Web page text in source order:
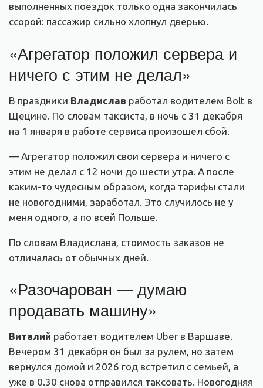
выполненных поездок только одна закончилась
ссорой: пассажир сильно хлопнул дверью.
«Агрегатор положил сервера и
ничего с этим не делал»
В праздники Владислав работал водителем Bolt в
Щецине. По словам таксиста, в ночь с 31 декабря
на 1 января в работе сервиса произошел сбой.
— Агрегатор положил свои сервера и ничего с
этим не делал с 12 ночи до шести утра. А после
каким-то чудесным образом, когда тарифы стали
не новогодними, заработал. Это случилось не у
меня одного, а по всей Польше.
По словам Владислава, стоимость заказов не
отличалась от обычных дней.
«Разочарован — думаю
продавать машину»
Виталий работает водителем Uber в Варшаве.
Вечером 31 декабря он был за рулем, но затем
вернулся домой и 2026 год встретил с семьей, а
уже в 0.30 снова отправился таксовать. Новогодняя